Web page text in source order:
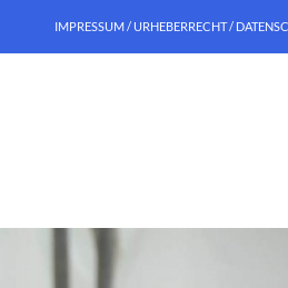
IMPRESSUM / URHEBERRECHT /